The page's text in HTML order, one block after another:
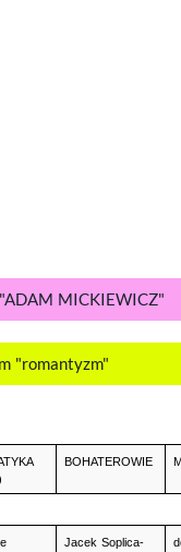
MICKIEWICZ"
"romantyzm"
BOHATEROWIE
Jacek Soplica-